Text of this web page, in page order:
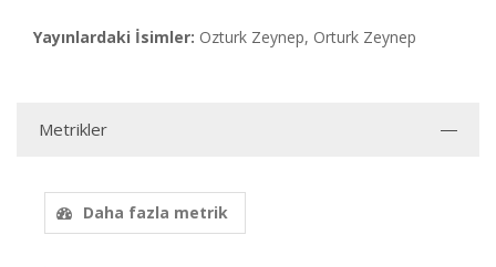
Yayınlardaki İsimler: Ozturk Zeynep, Orturk Zeynep
Metrikler
Daha fazla metrik